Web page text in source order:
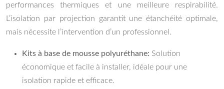
performances thermiques et une meilleure respirabilité.
L’isolation par projection garantit une étanchéité optimale,
mais nécessite l’intervention d’un professionnel.
Kits à base de mousse polyuréthane: Solution
économique et facile à installer, idéale pour une
isolation rapide et efficace.